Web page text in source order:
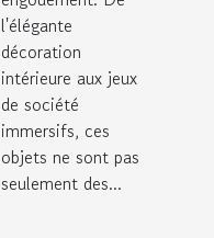
l'élégante
décoration
intérieure aux jeux
de société
immersifs, ces
objets ne sont pas
seulement des...